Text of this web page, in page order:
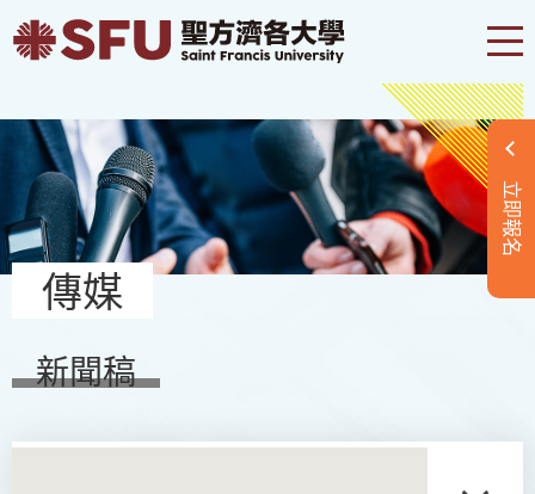
立即報名
傳媒
新聞稿